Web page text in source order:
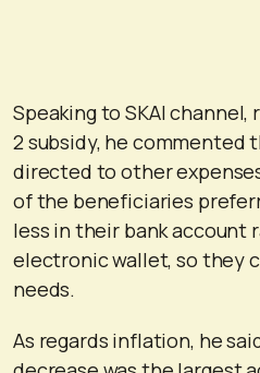
Speaking to SKAI channel,
2 subsidy, he commented
directed to other
of the beneficiaries
less in their bank account
electronic wallet, so they
needs.
As regards inflation, he